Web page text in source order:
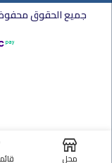
جميع الحقوق محفوظة
محل